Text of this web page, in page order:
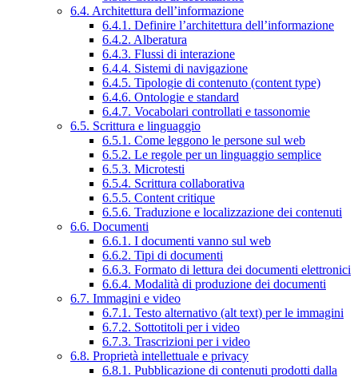
6.4. Architettura dell’informazione
6.4.1. Definire l’architettura dell’informazione
6.4.2. Alberatura
6.4.3. Flussi di interazione
6.4.4. Sistemi di navigazione
6.4.5. Tipologie di contenuto (content type)
6.4.6. Ontologie e standard
6.4.7. Vocabolari controllati e tassonomie
6.5. Scrittura e linguaggio
6.5.1. Come leggono le persone sul web
6.5.2. Le regole per un linguaggio semplice
6.5.3. Microtesti
6.5.4. Scrittura collaborativa
6.5.5. Content critique
6.5.6. Traduzione e localizzazione dei contenuti
6.6. Documenti
6.6.1. I documenti vanno sul web
6.6.2. Tipi di documenti
6.6.3. Formato di lettura dei documenti elettronici
6.6.4. Modalità di produzione dei documenti
6.7. Immagini e video
6.7.1. Testo alternativo (alt text) per le immagini
6.7.2. Sottotitoli per i video
6.7.3. Trascrizioni per i video
6.8. Proprietà intellettuale e privacy
6.8.1. Pubblicazione di contenuti prodotti dalla